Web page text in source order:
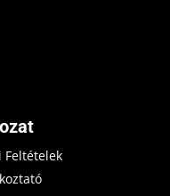
Feltételek